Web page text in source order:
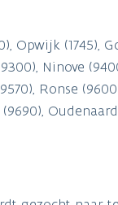
Opwijk (1745),
Ninove
Ronse